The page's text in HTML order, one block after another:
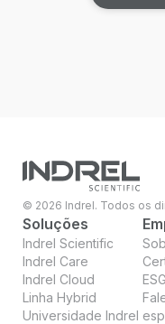
© 2026 Indrel. Todos os
Soluções
Indrel Scientific
Indrel Care
Indrel Cloud
Linha Hybrid
Universidade Indrel
ESG